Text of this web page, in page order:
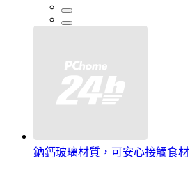
鈉鈣玻璃材質，可安心接觸食材